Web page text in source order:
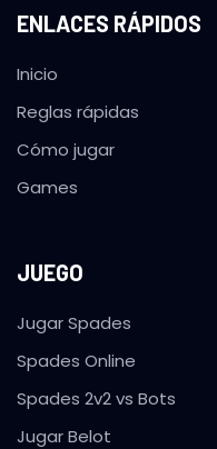
ENLACES RÁPIDOS
Inicio
Reglas rápidas
Cómo jugar
Games
JUEGO
Jugar Spades
Spades Online
Spades 2v2 vs Bots
Jugar Belot